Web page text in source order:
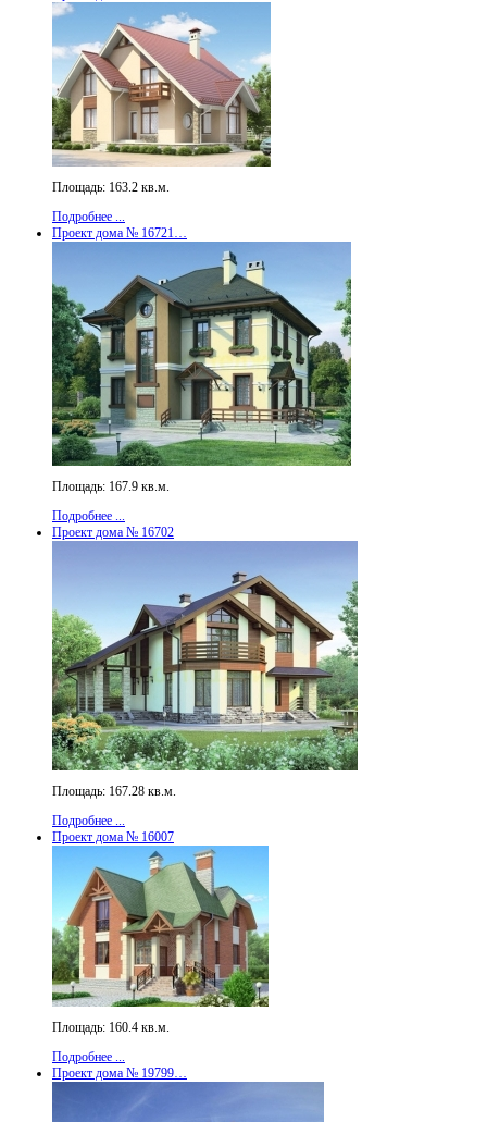
Площадь: 163.2 кв.м.
Подробнее ...
Проект дома № 16721…
Площадь: 167.9 кв.м.
Подробнее ...
Проект дома № 16702
Площадь: 167.28 кв.м.
Подробнее ...
Проект дома № 16007
Площадь: 160.4 кв.м.
Подробнее ...
Проект дома № 19799…